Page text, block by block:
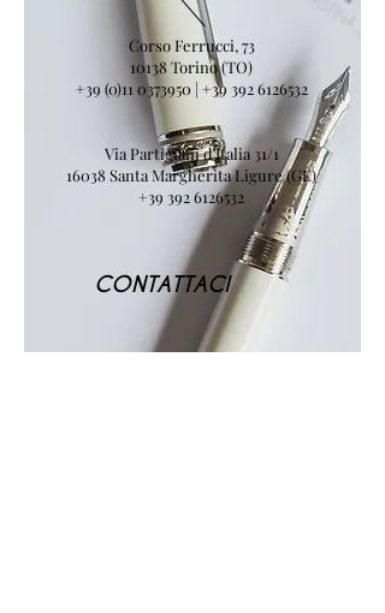
Corso Ferrucci, 73
10138 Torino (TO)
+39 (0)11 0373950 | +39 392 6126532
Via Partigiani d'Italia 31/1
16038 Santa Margherita Ligure (GE)
+39 392 6126532
CONTATTACI